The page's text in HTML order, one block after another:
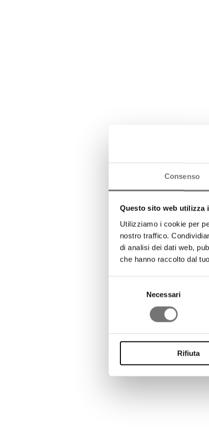
Consenso
Questo sito web utilizza
Utilizziamo i cookie per
nostro traffico.
di analisi dei dati web,
che hanno raccolto dal
Necessari
Rifiuta